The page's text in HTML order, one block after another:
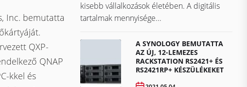
Inc. bemutatta
QXP-
QNAP
kkel és
kisebb vállalkozások életében. A digitális
tartalmak mennyisége...
A SYNOLOGY BEMUTATTA
AZ ÚJ, 12-LEMEZES
RACKSTATION RS2421+ ÉS
RS2421RP+ KÉSZÜLÉKEKET